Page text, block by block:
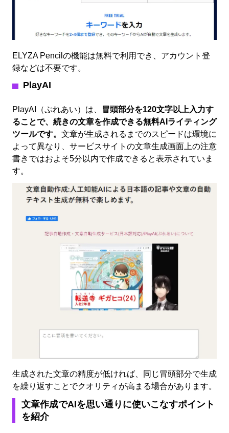
ELYZA Pencilの機能は無料で利用でき、アカウント登
録などは不要です。
PlayAI
PlayAI（ぷれあい）は、
冒頭部分を120文字以上入力す
ることで、続きの文章を作成できる無料AIライティング
ツールです。 文章が生成されるまでのスピードは環境に
よって異なり、サービスサイトの文章生成画面上の注意
書きではおよそ5分以内で作成できると表示されていま
す。
生成された文章の精度が低ければ、同じ冒頭部分で生成
を繰り返すことでクオリティが高まる場合があります。
文章作成でAIを思い通りに使いこなすポイント
を紹介